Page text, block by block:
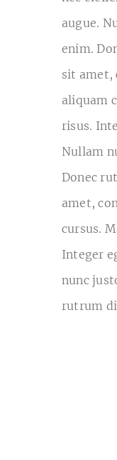
augue.
enim.
sit amet,
aliquam
risus.
Nullam
Donec
amet,
cursus.
Integer
nunc
rutrum